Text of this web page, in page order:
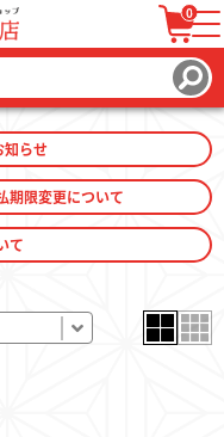
0
カートを見る
らせ
期限変更について
て